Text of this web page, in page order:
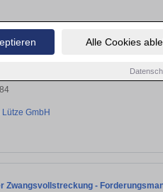
Alle Cookies
(m/w/d) Buchhaltung
GmbH
Zwangsvollstreckung -